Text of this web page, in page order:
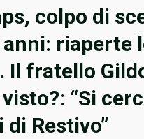
colpo di
anni: riaperte
Il fratello
visto?: “Si
Restivo”